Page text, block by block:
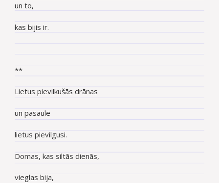
un to,
kas bijis ir.
**
Lietus pievilkušās drānas
un pasaule
lietus pievilgusi.
Domas, kas siltās dienās,
vieglas bija,